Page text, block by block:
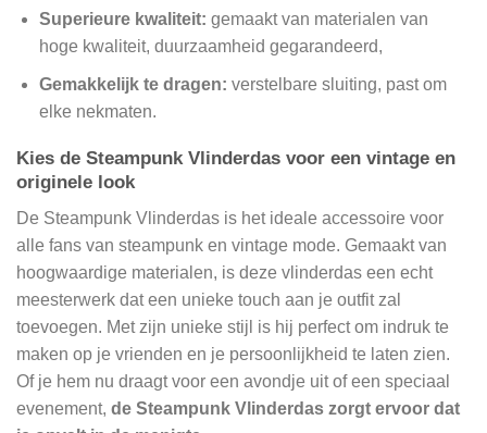
Superieure kwaliteit: gemaakt van materialen van
hoge kwaliteit, duurzaamheid gegarandeerd,
Gemakkelijk te dragen: verstelbare sluiting, past om
elke nekmaten.
Kies de Steampunk Vlinderdas voor een vintage en
originele look
De Steampunk Vlinderdas is het ideale accessoire voor
alle fans van steampunk en vintage mode. Gemaakt van
hoogwaardige materialen, is deze vlinderdas een echt
meesterwerk dat een unieke touch aan je outfit zal
toevoegen. Met zijn unieke stijl is hij perfect om indruk te
maken op je vrienden en je persoonlijkheid te laten zien.
Of je hem nu draagt voor een avondje uit of een speciaal
evenement, de Steampunk Vlinderdas zorgt ervoor dat